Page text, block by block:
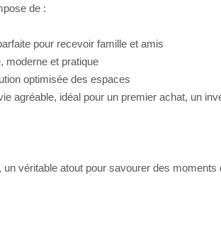
de :
pour recevoir famille et amis
moderne et pratique
optimisée des espaces
agréable, idéal pour un premier achat, un
véritable atout pour savourer des moments